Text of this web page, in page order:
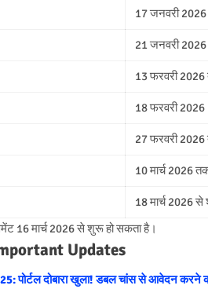
17 जनवरी 2026
21 जनवरी 2026
13 फरवरी
18 फरवरी 2026
27 फरवरी
10 मार्च 2026
18 मार्च 2026
16 मार्च 2026 से शुरू हो सकता है।
Updates
दोबारा खुला! डबल चांस से आवेदन करने